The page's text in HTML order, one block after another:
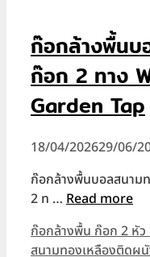
ก๊อกล้างพื้นบ
ก๊อก 2 ทาง
Garden Tap
18/04/202629/06/
ก๊อกล้างพื้นบอลสนาม
2 ท … Read more
Categories
ก๊อกล้างพื้น ก๊อก 2 หั
สนามทองเหลืองติด